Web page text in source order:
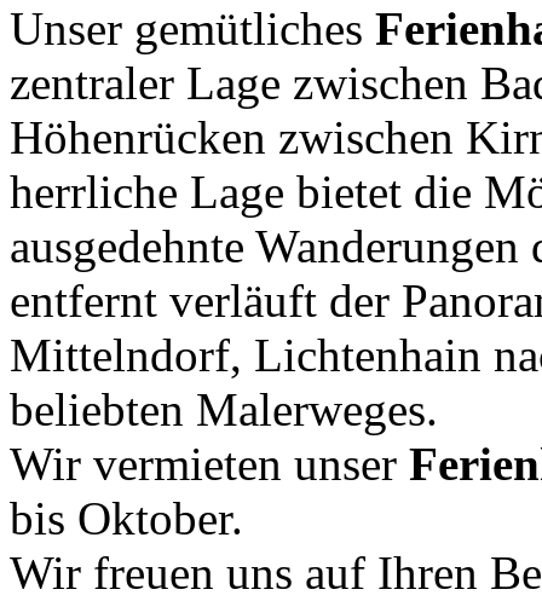
Unser gemütliches
zentraler Lage zwischen
Höhenrücken zwischen
herrliche Lage bietet die
ausgedehnte
entfernt verläuft der
Mittelndorf, Lichtenhain
beliebten Malerweges.
Wir vermieten unser
bis Oktober.
Wir freuen uns auf Ihren